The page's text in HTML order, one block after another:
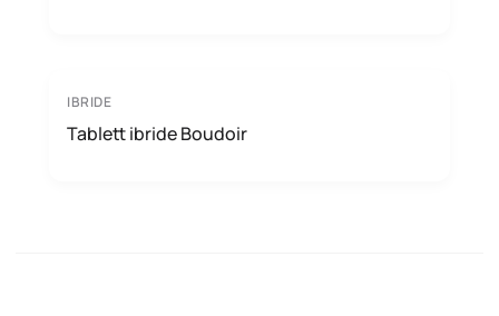
IBRIDE
Tablett ibride Boudoir